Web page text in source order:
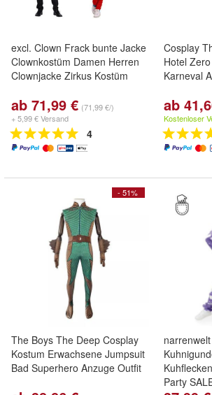
excl. Clown Frack bunte Jacke
Clownkostüm Damen Herren
Clownjacke Zirkus Kostüm
ab 71,99 € (71,99 €/)
+ 5,99 € Versand
4
Cosplay
Hotel
Karneval
ab
Kostenloser
- 51%
The Boys The Deep Cosplay
Kostum Erwachsene Jumpsuit
Bad Superhero Anzuge Outfit
Party